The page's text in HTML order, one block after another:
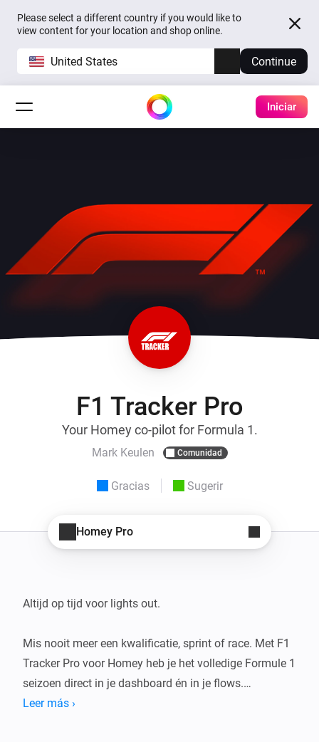
Please select a different country if you would like to
view content for your location and shop online.
United States Continue
Iniciar
F1 Tracker Pro
Your Homey co-pilot for Formula 1.
Mark Keulen Comunidad
Gracias Sugerir
Homey Pro
Altijd op tijd voor lights out.
Mis nooit meer een kwalificatie, sprint of race. Met F1
Tracker Pro voor Homey heb je het volledige Formule 1
seizoen direct in je dashboard én in je flows.
Leer más ›